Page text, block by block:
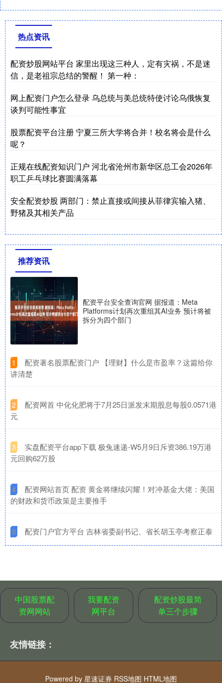
热点资讯
配资炒股网站平台 家里出现这三种人，定有灾祸，不是迷
信，是老祖宗总结的警醒！ 第一种：
网上配资门户怎么登录 乌总统与美总统特使讨论乌俄恢复
谈判可能性事宜
股票配资平台注册 宁夏三所大学将合并！校名将会是什么
呢？
正规在线配资知识门户 河北省沧州市新华区总工会2026年
职工乒乓球比赛圆满落幕
安全配资炒股 两部门：禁止直接或间接从菲律宾输入猪、
野猪及其相关产品
推荐资讯
配资平台安全查询官网 据报道：Meta
Platforms计划再次重组其AI业务 预计将被
拆分为四个部门
1
​配资著名股票配资门户 【理财】什么是市盈率？这篇给你
讲清楚
2
​配资网首 中化化肥将于7月25日派发末期股息每股0.0571港
元
3
​实盘配资平台app下载 极兔速递-W5月9日斥资386.19万港
元回购62万股
4
​配资网站首页 配资 黄金将继续闪耀！对冲基金大佬：美国
的财政和货币政策是主要推手
5 ​配资门户官方平台 吉林省委副书记、省长胡玉亭考察正泰
中国股票配
资网网站
我要配资
网平台
配资炒股最简
单三个步骤
友情链接：
Powered by 星速证券 RSS地图 HTML地图